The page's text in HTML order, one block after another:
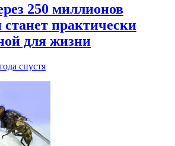
250 миллионов
станет практически
для жизни
спустя